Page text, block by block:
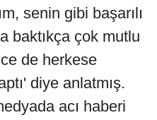
senin gibi başarılı
baktıkça çok mutlu
de herkese
diye anlatmış.
acı haberi